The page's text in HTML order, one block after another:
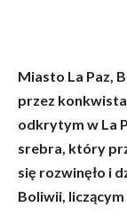
Miasto La Paz,
przez
odkrytym w La
srebra, który
się rozwinęło i
Boliwii,